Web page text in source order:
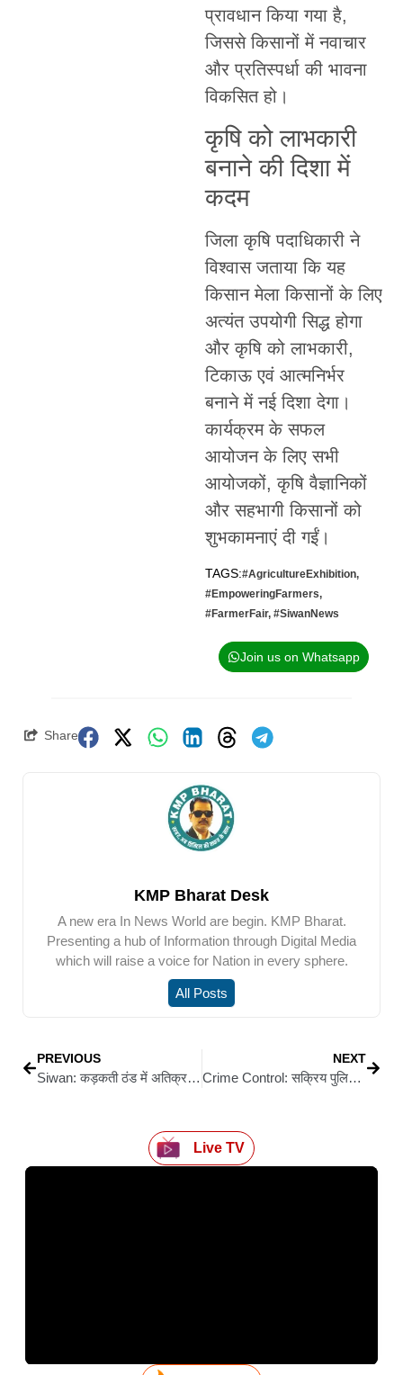
प्रावधान किया गया है,
जिससे किसानों में नवाचार
और प्रतिस्पर्धा की भावना
विकसित हो।
कृषि को लाभकारी
बनाने की दिशा में
कदम
जिला कृषि पदाधिकारी ने
विश्वास जताया कि यह
किसान मेला किसानों के लिए
अत्यंत उपयोगी सिद्ध होगा
और कृषि को लाभकारी,
टिकाऊ एवं आत्मनिर्भर
बनाने में नई दिशा देगा।
कार्यक्रम के सफल
आयोजन के लिए सभी
आयोजकों, कृषि वैज्ञानिकों
और सहभागी किसानों को
शुभकामनाएं दी गईं।
TAGS:#AgricultureExhibition,
#EmpoweringFarmers,
#FarmerFair, #SiwanNews
Join us on Whatsapp
Share
KMP Bharat Desk
A new era In News World are begin. KMP Bharat.
Presenting a hub of Information through Digital Media
which will raise a voice for Nation in every sphere.
All Posts
PREVIOUS
Siwan: कड़कती ठंड में अतिक्रमण हटाने पर सवाल, गरीबों के लिए व्यवस्था की मांग
NEXT
Crime Control: सक्रिय पुलिसिंग का असर: बड़ी वारदात से पहले दो बदमाश दबोचे, अवैध हथियार बरामद
Live TV